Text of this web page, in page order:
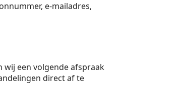
e-mailadres,
wij een volgende afspraak
direct af te